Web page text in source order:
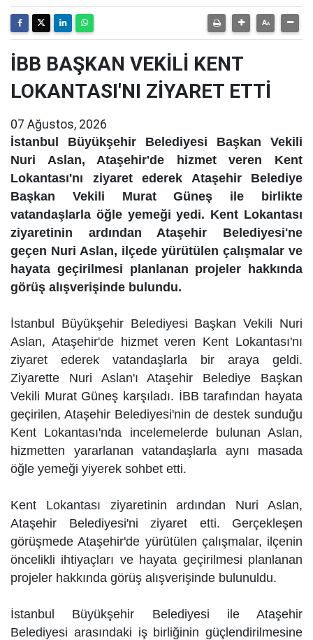
İBB BAŞKAN VEKİLİ KENT
LOKANTASI'NI ZİYARET ETTİ
07 Ağustos, 2026
İstanbul Büyükşehir Belediyesi Başkan Vekili
Nuri Aslan, Ataşehir'de hizmet veren Kent
Lokantası'nı ziyaret ederek Ataşehir Belediye
Başkan Vekili Murat Güneş ile birlikte
vatandaşlarla öğle yemeği yedi. Kent Lokantası
ziyaretinin ardından Ataşehir Belediyesi'ne
geçen Nuri Aslan, ilçede yürütülen çalışmalar ve
hayata geçirilmesi planlanan projeler hakkında
görüş alışverişinde bulundu.
İstanbul Büyükşehir Belediyesi Başkan Vekili Nuri
Aslan, Ataşehir'de hizmet veren Kent Lokantası'nı
ziyaret ederek vatandaşlarla bir araya geldi.
Ziyarette Nuri Aslan'ı Ataşehir Belediye Başkan
Vekili Murat Güneş karşıladı. İBB tarafından hayata
geçirilen, Ataşehir Belediyesi'nin de destek sunduğu
Kent Lokantası'nda incelemelerde bulunan Aslan,
hizmetten yararlanan vatandaşlarla aynı masada
öğle yemeği yiyerek sohbet etti.
Kent Lokantası ziyaretinin ardından Nuri Aslan,
Ataşehir Belediyesi'ni ziyaret etti. Gerçekleşen
görüşmede Ataşehir'de yürütülen çalışmalar, ilçenin
öncelikli ihtiyaçları ve hayata geçirilmesi planlanan
projeler hakkında görüş alışverişinde bulunuldu.
İstanbul Büyükşehir Belediyesi ile Ataşehir
Belediyesi arasındaki iş birliğinin güçlendirilmesine